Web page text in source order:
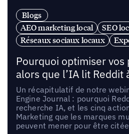
Blogs
AEO marketing local
SEO
Réseaux sociaux locaux
Pourquoi optimiser vos
alors que l’IA lit Reddit
Un récapitulatif de notre
Engine Journal : pourquoi
recherche IA, et les cinq
Marketing que les marques
peuvent mener pour être